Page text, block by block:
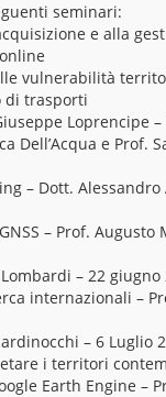
seminari:
e alla
vulnerabilità
di trasporti
Loprencipe
Dell’Acqua e Prof.
– Dott.
– Prof.
– 22
internazionali –
– 6
i territori
Earth Engine –